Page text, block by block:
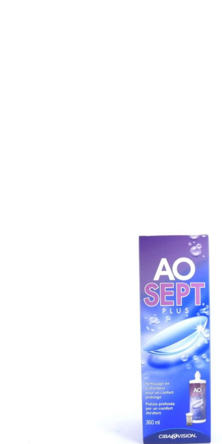
AOSEPT® PLUS – das kraftvolle Kontaktlinsen-
AOSEPT® PLUS bietet eine kraftvolle Tiefenreinigung
Desinfektion Ihrer Kontaktlinsen. AOSEPT® PLUS ist
Augen, da es keine Konservierungsstoffe enthält und
(Silikon-Hydrogel) Kontaktlinsen. AOSEPT® PLUS ist
Sie eher empfindliche Augen haben und eine
Die kaftvolle Dreifachwirkung: desinfiziert, reinigt,
Peroxid durchdringt die Kontaktlinse, tötet Keime und
hohe Desinfektion. Der zusätzlich integrierte Reiniger
und entfernt Rückstände und Proteinablagerungen.